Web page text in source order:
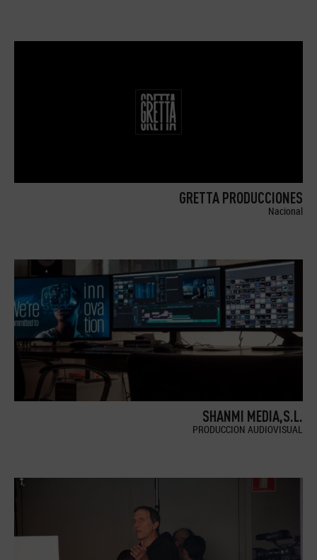
GRETTA PRODUCCIONES
Nacional
SHANMI MEDIA,S.L.
PRODUCCION AUDIOVISUAL